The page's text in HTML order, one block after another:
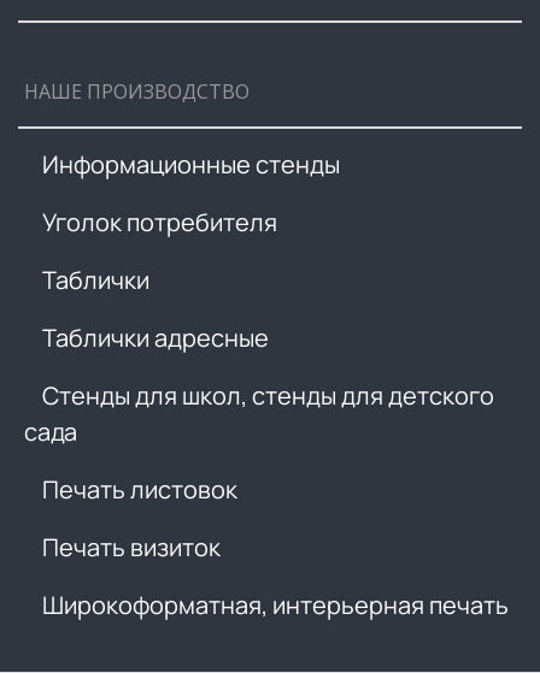
НАШЕ ПРОИЗВОДСТВО
Информационные стенды
Уголок потребителя
Таблички
Таблички адресные
Стенды для школ, стенды для детского
сада
Печать листовок
Печать визиток
Широкоформатная, интерьерная печать